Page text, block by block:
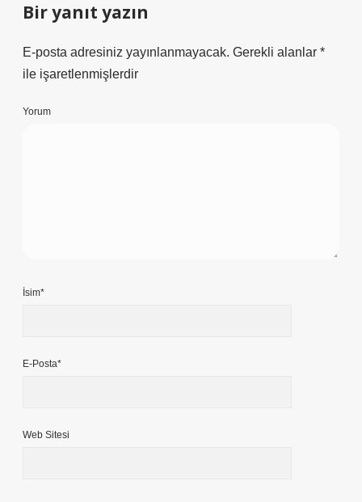
Bir yanıt yazın
E-posta adresiniz yayınlanmayacak. Gerekli alanlar *
ile işaretlenmişlerdir
Yorum
İsim*
E-Posta*
Web Sitesi